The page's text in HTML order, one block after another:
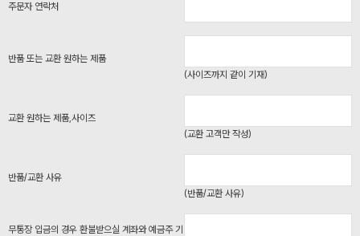
주문자 연락처
반품 또는 교환 원하는 제품
(사이즈까지 같이 기재)
교환 원하는 제품,사이즈
(교환 고객만 작성)
반품/교환 사유
(반품/교환 사유)
무통장 입금의 경우 환불받으실 계좌와 예금주 기